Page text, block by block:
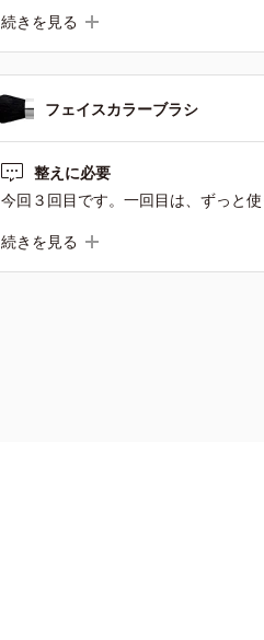
続きを見る
フェイスカラーブラシ
整えに必要
続きを見る